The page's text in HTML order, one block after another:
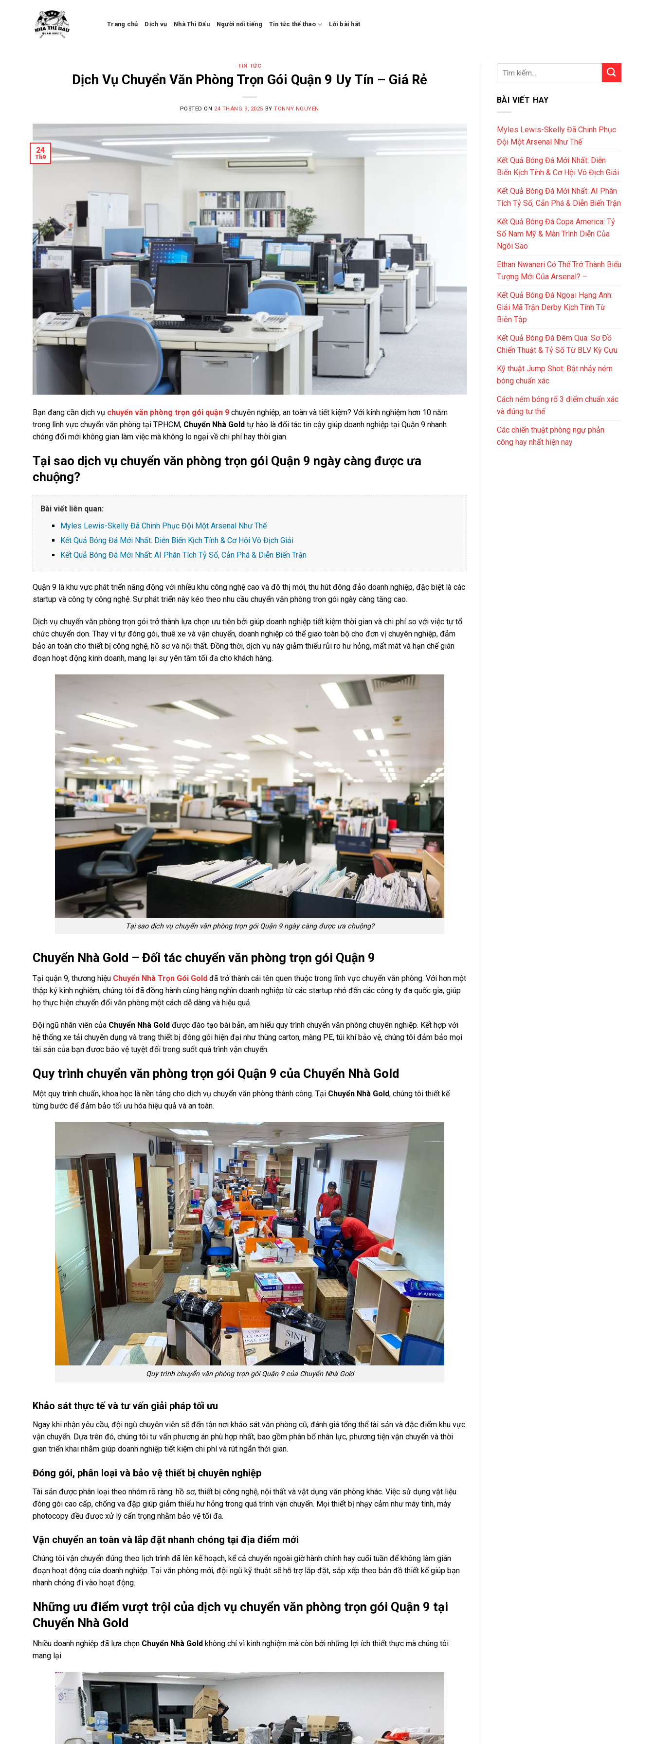
Trang chủ Dịch vụ Nhà Thi Đấu Người nổi tiếng Tin tức thể thao Lời bài hát
TIN TỨC
Dịch Vụ Chuyển Văn Phòng Trọn Gói Quận 9 Uy Tín – Giá Rẻ
POSTED ON 24 THÁNG 9, 2025 BYTONNY NGUYEN
24
Th9
Bạn đang cần dịch vụ chuyển văn phòng trọn gói quận 9 chuyên nghiệp, an toàn và tiết kiệm? Với kinh nghiệm hơn 10 năm
trong lĩnh vực chuyển văn phòng tại TP.HCM, Chuyển Nhà Gold tự hào là đối tác tin cậy giúp doanh nghiệp tại Quận 9 nhanh
chóng đổi mới không gian làm việc mà không lo ngại về chi phí hay thời gian.
Tại sao dịch vụ chuyển văn phòng trọn gói Quận 9 ngày càng được ưa
chuộng?
Bài viết liên quan:
Myles Lewis-Skelly Đã Chinh Phục Đội Một Arsenal Như Thế
Kết Quả Bóng Đá Mới Nhất: Diễn Biến Kịch Tính & Cơ Hội Vô Địch Giải
Kết Quả Bóng Đá Mới Nhất: AI Phân Tích Tỷ Số, Cản Phá & Diễn Biến Trận
Quận 9 là khu vực phát triển năng động với nhiều khu công nghệ cao và đô thị mới, thu hút đông đảo doanh nghiệp, đặc biệt là các
startup và công ty công nghệ. Sự phát triển này kéo theo nhu cầu chuyển văn phòng trọn gói ngày càng tăng cao.
Dịch vụ chuyển văn phòng trọn gói trở thành lựa chọn ưu tiên bởi giúp doanh nghiệp tiết kiệm thời gian và chi phí so với việc tự tổ
chức chuyển dọn. Thay vì tự đóng gói, thuê xe và vận chuyển, doanh nghiệp có thể giao toàn bộ cho đơn vị chuyên nghiệp, đảm
bảo an toàn cho thiết bị công nghệ, hồ sơ và nội thất. Đồng thời, dịch vụ này giảm thiểu rủi ro hư hỏng, mất mát và hạn chế gián
đoạn hoạt động kinh doanh, mang lại sự yên tâm tối đa cho khách hàng.
Tại sao dịch vụ chuyển văn phòng trọn gói Quận 9 ngày càng được ưa chuộng?
Chuyển Nhà Gold – Đối tác chuyển văn phòng trọn gói Quận 9
Tại quận 9, thương hiệu Chuyển Nhà Trọn Gói Gold đã trở thành cái tên quen thuộc trong lĩnh vực chuyển văn phòng. Với hơn một
thập kỷ kinh nghiệm, chúng tôi đã đồng hành cùng hàng nghìn doanh nghiệp từ các startup nhỏ đến các công ty đa quốc gia, giúp
họ thực hiện chuyển đổi văn phòng một cách dễ dàng và hiệu quả.
Đội ngũ nhân viên của Chuyển Nhà Gold được đào tạo bài bản, am hiểu quy trình chuyển văn phòng chuyên nghiệp. Kết hợp với
hệ thống xe tải chuyên dụng và trang thiết bị đóng gói hiện đại như thùng carton, màng PE, túi khí bảo vệ, chúng tôi đảm bảo mọi
tài sản của bạn được bảo vệ tuyệt đối trong suốt quá trình vận chuyển.
Quy trình chuyển văn phòng trọn gói Quận 9 của Chuyển Nhà Gold
Một quy trình chuẩn, khoa học là nền tảng cho dịch vụ chuyển văn phòng thành công. Tại Chuyển Nhà Gold, chúng tôi thiết kế
từng bước để đảm bảo tối ưu hóa hiệu quả và an toàn.
Quy trình chuyển văn phòng trọn gói Quận 9 của Chuyển Nhà Gold
Khảo sát thực tế và tư vấn giải pháp tối ưu
Ngay khi nhận yêu cầu, đội ngũ chuyên viên sẽ đến tận nơi khảo sát văn phòng cũ, đánh giá tổng thể tài sản và đặc điểm khu vực
vận chuyển. Dựa trên đó, chúng tôi tư vấn phương án phù hợp nhất, bao gồm phân bổ nhân lực, phương tiện vận chuyển và thời
gian triển khai nhằm giúp doanh nghiệp tiết kiệm chi phí và rút ngắn thời gian.
Đóng gói, phân loại và bảo vệ thiết bị chuyên nghiệp
Tài sản được phân loại theo nhóm rõ ràng: hồ sơ, thiết bị công nghệ, nội thất và vật dụng văn phòng khác. Việc sử dụng vật liệu
đóng gói cao cấp, chống va đập giúp giảm thiểu hư hỏng trong quá trình vận chuyển. Mọi thiết bị nhạy cảm như máy tính, máy
photocopy đều được xử lý cẩn trọng nhằm bảo vệ tối đa.
Vận chuyển an toàn và lắp đặt nhanh chóng tại địa điểm mới
Chúng tôi vận chuyển đúng theo lịch trình đã lên kế hoạch, kể cả chuyển ngoài giờ hành chính hay cuối tuần để không làm gián
đoạn hoạt động của doanh nghiệp. Tại văn phòng mới, đội ngũ kỹ thuật sẽ hỗ trợ lắp đặt, sắp xếp theo bản đồ thiết kế giúp bạn
nhanh chóng đi vào hoạt động.
Những ưu điểm vượt trội của dịch vụ chuyển văn phòng trọn gói Quận 9 tại
Chuyển Nhà Gold
Nhiều doanh nghiệp đã lựa chọn Chuyển Nhà Gold không chỉ vì kinh nghiệm mà còn bởi những lợi ích thiết thực mà chúng tôi
mang lại.
BÀI VIẾT HAY
Myles Lewis-Skelly Đã Chinh Phục
Đội Một Arsenal Như Thế
Kết Quả Bóng Đá Mới Nhất: Diễn
Biến Kịch Tính & Cơ Hội Vô Địch Giải
Kết Quả Bóng Đá Mới Nhất: AI Phân
Tích Tỷ Số, Cản Phá & Diễn Biến Trận
Kết Quả Bóng Đá Copa America: Tỷ
Số Nam Mỹ & Màn Trình Diễn Của
Ngôi Sao
Ethan Nwaneri Có Thể Trở Thành Biểu
Tượng Mới Của Arsenal? –
Kết Quả Bóng Đá Ngoại Hạng Anh:
Giải Mã Trận Derby Kịch Tính Từ
Biên Tập
Kết Quả Bóng Đá Đêm Qua: Sơ Đồ
Chiến Thuật & Tỷ Số Từ BLV Kỳ Cựu
Kỹ thuật Jump Shot: Bật nhảy ném
bóng chuẩn xác
Cách ném bóng rổ 3 điểm chuẩn xác
và đúng tư thế
Các chiến thuật phòng ngự phản
công hay nhất hiện nay